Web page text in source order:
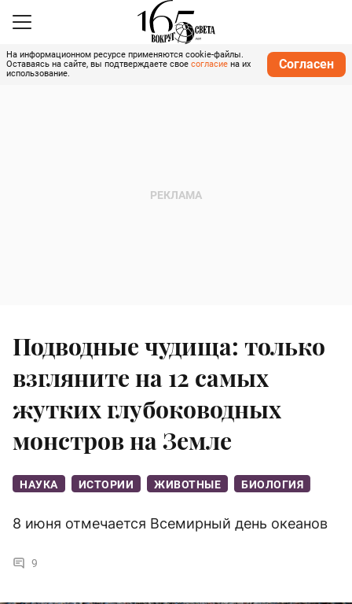
На информационном ресурсе применяются cookie-файлы.
Оставаясь на сайте, вы подтверждаете свое согласие на их
использование.
Согласен
Подводные чудища: только
взгляните на 12 самых
жутких глубоководных
монстров на Земле
НАУКА ИСТОРИИ ЖИВОТНЫЕ БИОЛОГИЯ
8 июня отмечается Всемирный день океанов
9